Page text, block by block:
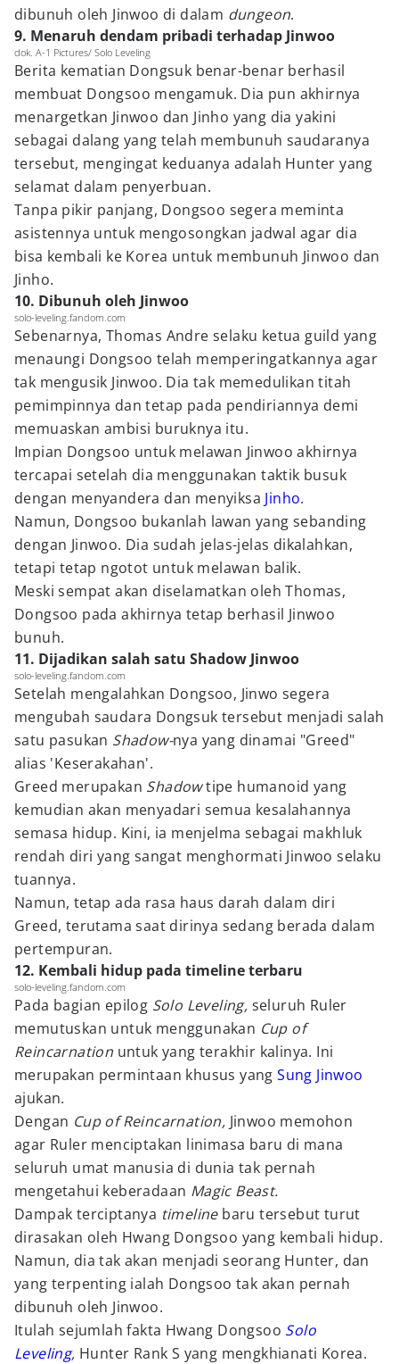
dibunuh oleh Jinwoo di dalam dungeon.
9. Menaruh dendam pribadi terhadap Jinwoo
dok. A-1 Pictures/ Solo Leveling
Berita kematian Dongsuk benar-benar berhasil
membuat Dongsoo mengamuk. Dia pun akhirnya
menargetkan Jinwoo dan Jinho yang dia yakini
sebagai dalang yang telah membunuh saudaranya
tersebut, mengingat keduanya adalah Hunter yang
selamat dalam penyerbuan.
Tanpa pikir panjang, Dongsoo segera meminta
asistennya untuk mengosongkan jadwal agar dia
bisa kembali ke Korea untuk membunuh Jinwoo dan
Jinho.
10. Dibunuh oleh Jinwoo
solo-leveling.fandom.com
Sebenarnya, Thomas Andre selaku ketua guild yang
menaungi Dongsoo telah memperingatkannya agar
tak mengusik Jinwoo. Dia tak memedulikan titah
pemimpinnya dan tetap pada pendiriannya demi
memuaskan ambisi buruknya itu.
Impian Dongsoo untuk melawan Jinwoo akhirnya
tercapai setelah dia menggunakan taktik busuk
dengan menyandera dan menyiksa Jinho.
Namun, Dongsoo bukanlah lawan yang sebanding
dengan Jinwoo. Dia sudah jelas-jelas dikalahkan,
tetapi tetap ngotot untuk melawan balik.
Meski sempat akan diselamatkan oleh Thomas,
Dongsoo pada akhirnya tetap berhasil Jinwoo
bunuh.
11. Dijadikan salah satu Shadow Jinwoo
solo-leveling.fandom.com
Setelah mengalahkan Dongsoo, Jinwo segera
mengubah saudara Dongsuk tersebut menjadi salah
satu pasukan Shadow-nya yang dinamai "Greed"
alias 'Keserakahan'.
Greed merupakan Shadowtipe humanoid yang
kemudian akan menyadari semua kesalahannya
semasa hidup. Kini, ia menjelma sebagai makhluk
rendah diri yang sangat menghormati Jinwoo selaku
tuannya.
Namun, tetap ada rasa haus darah dalam diri
Greed, terutama saat dirinya sedang berada dalam
pertempuran.
12. Kembali hidup pada timeline terbaru
solo-leveling.fandom.com
Pada bagian epilog Solo Leveling, seluruh Ruler
memutuskan untuk menggunakan Cup of
Reincarnation untuk yang terakhir kalinya. Ini
merupakan permintaan khusus yangSung Jinwoo
ajukan.
Dengan Cup of Reincarnation, Jinwoo memohon
agar Ruler menciptakan linimasa baru di mana
seluruh umat manusia di dunia tak pernah
mengetahui keberadaan Magic Beast.
Dampak terciptanya timeline baru tersebut turut
dirasakan oleh Hwang Dongsoo yang kembali hidup.
Namun, dia tak akan menjadi seorang Hunter, dan
yang terpenting ialah Dongsoo tak akan pernah
dibunuh oleh Jinwoo.
Itulah sejumlah fakta Hwang Dongsoo Solo
Leveling, Hunter Rank S yang mengkhianati Korea.